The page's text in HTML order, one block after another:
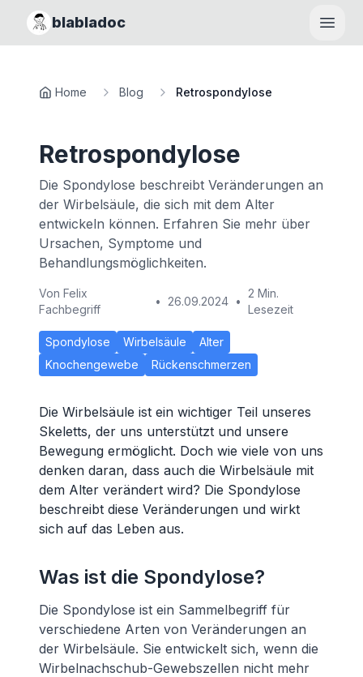
blabladoc
Home Blog Retrospondylose
Retrospondylose
Die Spondylose beschreibt Veränderungen an
der Wirbelsäule, die sich mit dem Alter
entwickeln können. Erfahren Sie mehr über
Ursachen, Symptome und
Behandlungsmöglichkeiten.
Von Felix
Fachbegriff
• 26.09.2024 •
2 Min.
Lesezeit
Spondylose Wirbelsäule
Alter
Knochengewebe
Rückenschmerzen
Die Wirbelsäule ist ein wichtiger Teil unseres
Skeletts, der uns unterstützt und unsere
Bewegung ermöglicht. Doch wie viele von uns
denken daran, dass auch die Wirbelsäule mit
dem Alter verändert wird? Die Spondylose
beschreibt diese Veränderungen und wirkt
sich auf das Leben aus.
Was ist die Spondylose?
Die Spondylose ist ein Sammelbegriff für
verschiedene Arten von Veränderungen an
der Wirbelsäule. Sie entwickelt sich, wenn die
Wirbelnachschub-Gewebszellen nicht mehr